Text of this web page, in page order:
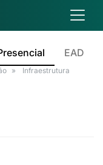
EAD
Infraestrutura